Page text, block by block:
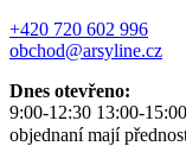
+420 720 602 996
obchod@arsyline.cz
Dnes otevřeno:
9:00-12:30 13:00-15:00
objednaní mají